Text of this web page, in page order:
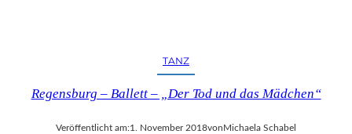
TANZ
Regensburg – Ballett – „Der Tod und das Mädchen“
Veröffentlicht am:1. November 2018vonMichaela Schabel